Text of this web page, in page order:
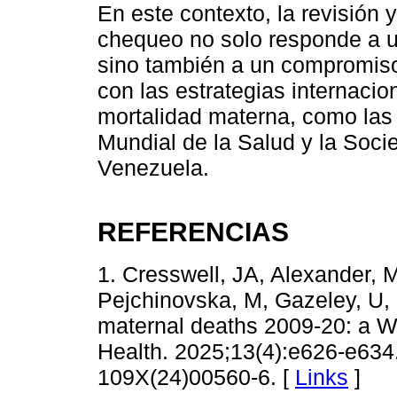
En este contexto, la revisión
chequeo no solo responde a
sino también a un
con las estrategias
mortalidad materna, como
Mundial de la Salud y la
Venezuela.
REFERENCIAS
1. Cresswell, JA, Alexander,
Pejchinovska, M, Gazeley,
maternal deaths 2009-20: a
Health. 2025;13(4):e626-
109X(24)00560-6. [ Links ]